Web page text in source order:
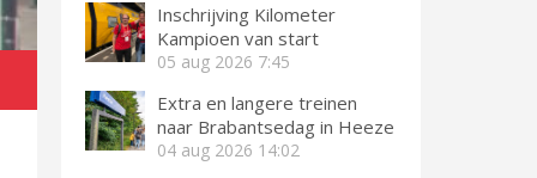
Inschrijving Kilometer
Kampioen van start
05 aug 2026 7:45
Extra en langere treinen
naar Brabantsedag in Heeze
04 aug 2026 14:02